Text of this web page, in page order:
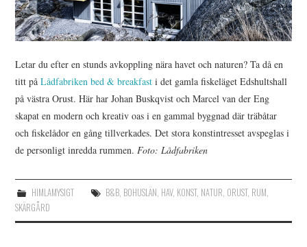
Letar du efter en stunds avkoppling nära havet och naturen? Ta då en
titt påLådfabriken bed & breakfast i det gamla fiskeläget Edshultshall
på västra Orust. Här har Johan Buskqvist och Marcel van der Eng
skapat en modern och kreativ oas i en gammal byggnad där träbåtar
och fiskelådor en gång tillverkades. Det stora konstintresset avspeglas i
de personligt inredda rummen. Foto: Lådfabriken
HIMLAMYSIGT B&B, BOHUSLÄN HAV, KONST, NATUR ORUST, RUM
SKÄRGÅRD